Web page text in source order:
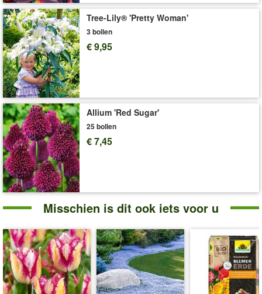
Art.nr.:39896
Levering omvat:bolomvang 11/12 cm
'Tulpen'
Plant- en Verzorgingstips
Tree-Lily® 'Pretty Woman'
3 bollen
€ 9,95
Allium 'Red Sugar'
25 bollen
€ 7,45
Misschien is dit ook iets voor u